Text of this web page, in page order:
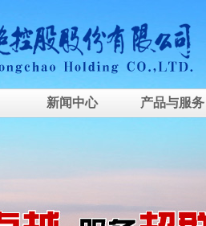
新闻中心 产品与服务